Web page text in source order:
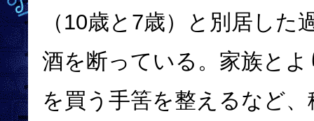
（10歳と7歳）と別居した
酒を断っている。家族と
を買う手筈を整えるなど